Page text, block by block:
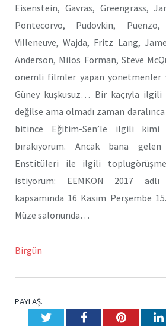
Eisenstein, Gavras, Greengrass,
Pontecorvo, Pudovkin,
Villeneuve, Wajda, Fritz Lang,
Anderson, Milos Forman, Steve
önemli filmler yapan yönetmenler
Güney kuşkusuz… Bir kaçıyla ilgili
değilse ama olmadı zaman
bitince Eğitim-Sen’le ilgili kimi
bırakıyorum. Ancak bana
Enstitüleri ile ilgili
istiyorum: EEMKON 2017
kapsamında 16 Kasım Perşembe
Müze salonunda…
Birgün
PAYLAŞ.
TwitterFacebookPinterest